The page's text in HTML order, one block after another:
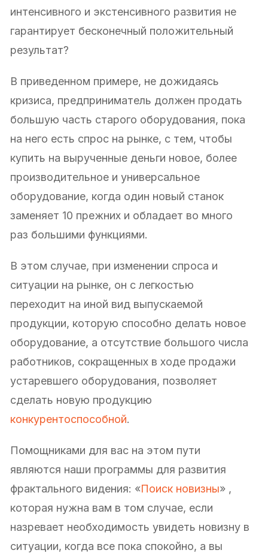
интенсивного и экстенсивного развития не
гарантирует бесконечный положительный
результат?
В приведенном примере, не дожидаясь
кризиса, предприниматель должен продать
большую часть старого оборудования, пока
на него есть спрос на рынке, с тем, чтобы
купить на вырученные деньги новое, более
производительное и универсальное
оборудование, когда один новый станок
заменяет 10 прежних и обладает во много
раз большими функциями.
В этом случае, при изменении спроса и
ситуации на рынке, он с легкостью
переходит на иной вид выпускаемой
продукции, которую способно делать новое
оборудование, а отсутствие большого числа
работников, сокращенных в ходе продажи
устаревшего оборудования, позволяет
сделать новую продукцию
конкурентоспособной.
Помощниками для вас на этом пути
являются наши программы для развития
фрактального видения: «Поиск новизны» ,
которая нужна вам в том случае, если
назревает необходимость увидеть новизну в
ситуации, когда все пока спокойно, а вы